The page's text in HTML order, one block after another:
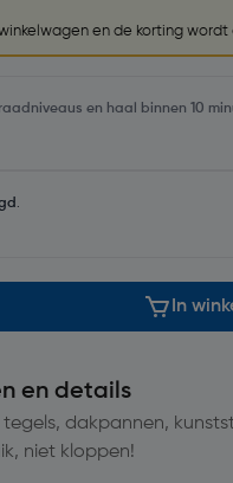
en de korting wordt
en haal binnen 10
.
In
en details
dakpannen,
niet kloppen!